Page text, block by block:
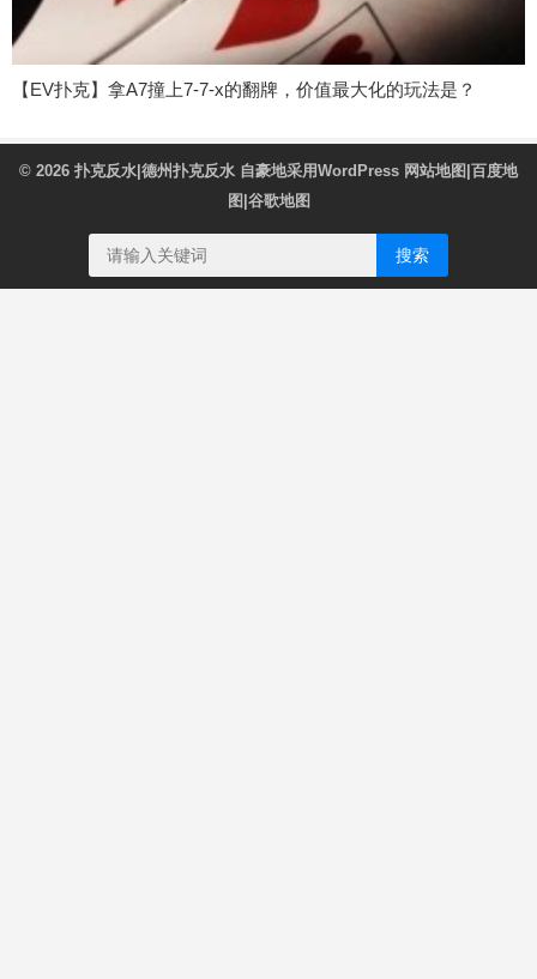
【EV扑克】拿A7撞上7-7-x的翻牌，价值最大化的玩法是？
© 2026 扑克反水|德州扑克反水 自豪地采用WordPress 网站地图 百度地
图 谷歌地图
搜索